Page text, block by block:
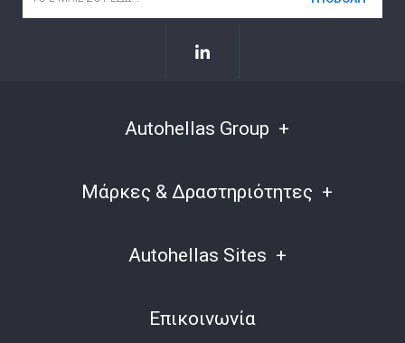
Autohellas Group
Μάρκες & Δραστηριότητες
Autohellas Sites
Επικοινωνία